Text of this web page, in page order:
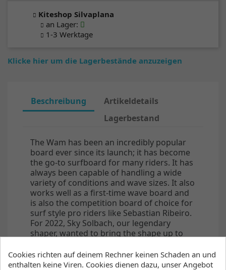
Kiteshop Silvaplana
an Lager:
1-3 Werktage
Klicke hier um die Lagerbestände anzuzeigen
Beschreibung
Artikeldetails
Lagerbestand
The Wam has been an incredibly popular
board ever since its launch; it has become
the go-to surfboard for many riders. It has
always been capable of handling a wide
variety of conditions and wave sizes. It also
works well as a first-time wave board and
is also the competition board of choice for
surf style pro riders like Sebastian Ribeiro.
For 2022, Sky Solbach, our legendary
shaper, wanted to bring the shape up to
have ensured the Wam remains at the
pinnacle of the sport. There is now even
Cookies richten auf deinem Rechner keinen Schaden an und
enthalten keine Viren. Cookies dienen dazu, unser Angebot